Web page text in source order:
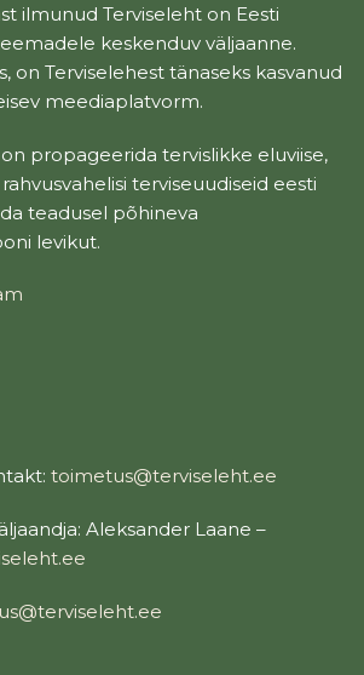
ilmunud Terviseleht on Eesti
keskenduv väljaanne.
on Terviselehest tänaseks kasvanud
meediaplatvorm.
propageerida tervislikke eluviise,
terviseuudiseid eesti
teadusel põhineva
levikut.
toimetus@terviseleht.ee
Aleksander Laane –